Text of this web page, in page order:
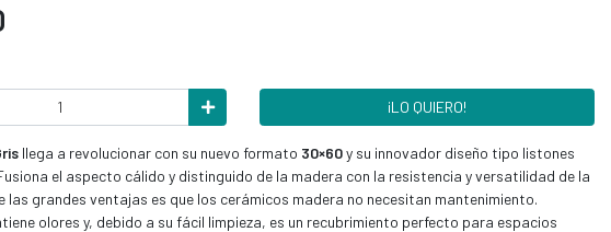
¡LO QUIERO!
llega a revolucionar con su nuevo formato 30×60y su innovador diseño tipo listones
el aspecto cálido y distinguido de la madera con la resistencia y versatilidad de la
las grandes ventajas es que los cerámicos madera no necesitan mantenimiento.
olores y, debido a su fácil limpieza, es un recubrimiento perfecto para espacios